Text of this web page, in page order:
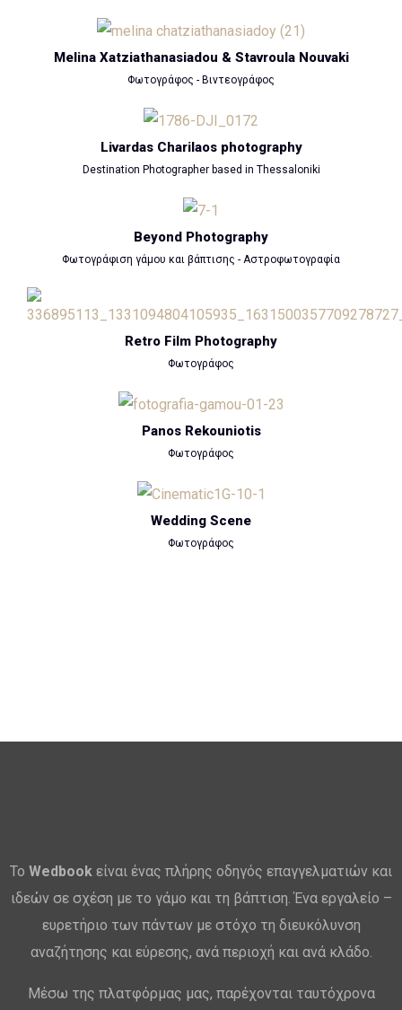
Melina Xatziathanasiadou & Stavroula Nouvaki
Φωτογράφος - Βιντεογράφος
Livardas Charilaos photography
Destination Photographer based in Thessaloniki
Beyond Photography
Φωτογράφιση γάμου και βάπτισης - Αστροφωτογραφία
Retro Film Photography
Φωτογράφος
Panos Rekouniotis
Φωτογράφος
Wedding Scene
Φωτογράφος
Το Wedbook είναι ένας πλήρης οδηγός επαγγελματιών και
ιδεών σε σχέση με το γάμο και τη βάπτιση. Ένα εργαλείο –
ευρετήριο των πάντων με στόχο τη διευκόλυνση
αναζήτησης και εύρεσης, ανά περιοχή και ανά κλάδο.
Μέσω της πλατφόρμας μας, παρέχονται ταυτόχρονα